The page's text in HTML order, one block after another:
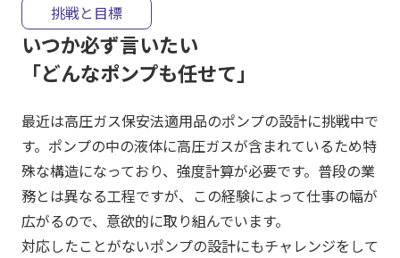
挑戦と目標
いつか必ず言いたい
「どんなポンプも任せて」
最近は高圧ガス保安法適用品のポンプの設計に挑戦中で
す。ポンプの中の液体に高圧ガスが含まれているため特
殊な構造になっており、強度計算が必要です。普段の業
務とは異なる工程ですが、この経験によって仕事の幅が
広がるので、意欲的に取り組んでいます。
対応したことがないポンプの設計にもチャレンジをして